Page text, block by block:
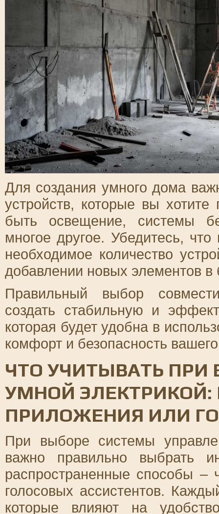
Для создания умного дома
устройств, которые вы
быть освещение, системы
многое другое. Убедитесь,
необходимое количество
добавлении новых элементов
Правильный выбор
создать стабильную и
которая будет удобна в
комфорт и безопасность
ЧТО УЧИТЫВАТЬ ПРИ
УМНОЙ
ПРИЛОЖЕНИЯ ИЛИ
При выборе системы
важно правильно выбрать
распространенные способы
голосовых ассистентов.
которые влияют на